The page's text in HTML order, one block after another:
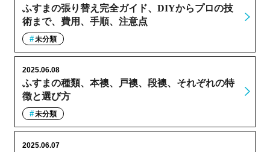
ふすまの張り替え完全ガイド、DIYからプロの技
術まで、費用、手順、注意点
未分類
ふすまの種類、本襖、戸襖、段襖、それぞれの特
徴と選び方
2025.06.08
未分類
2025.06.07